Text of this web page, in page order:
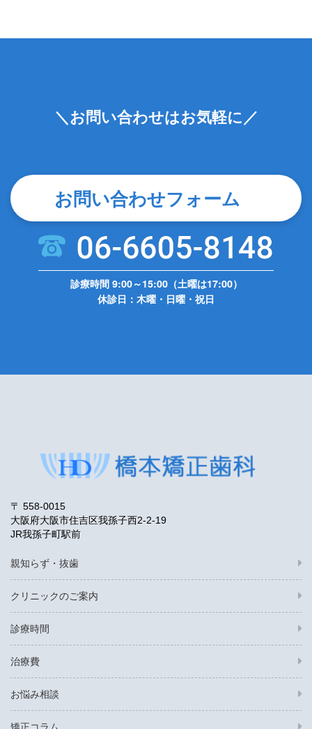
＼お問い合わせはお気軽に／
お問い合わせフォーム
診療時間 9:00～15:00（土曜は17:00）
休診日：木曜・日曜・祝日
〒 558-0015
大阪府大阪市住吉区我孫子西2-2-19
JR我孫子町駅前
親知らず・抜歯
クリニックのご案内
診療時間
治療費
お悩み相談
矯正コラム